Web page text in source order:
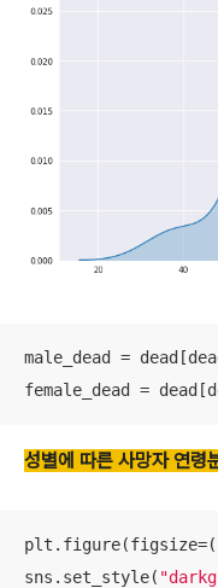
male_dead =
female_dead =
성별에 따른 사망자 연령
plt.figure(figsize=(
sns.set_style(